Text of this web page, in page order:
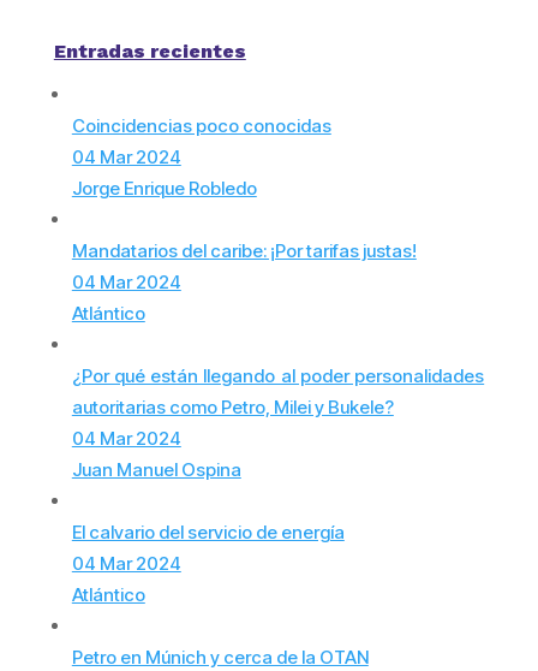
Entradas recientes
Coincidencias poco conocidas
04 Mar 2024
Jorge Enrique Robledo
Mandatarios del caribe: ¡Por tarifas justas!
04 Mar 2024
Atlántico
¿Por qué están llegando al poder personalidades
autoritarias como Petro, Milei y Bukele?
04 Mar 2024
Juan Manuel Ospina
El calvario del servicio de energía
04 Mar 2024
Atlántico
Petro en Múnich y cerca de la OTAN